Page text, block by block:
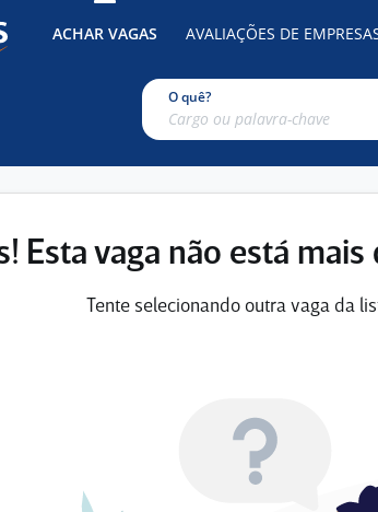
ACHAR VAGAS AVALIAÇÕES DE
O quê?
Esta vaga não está
Tente selecionando outra vaga da